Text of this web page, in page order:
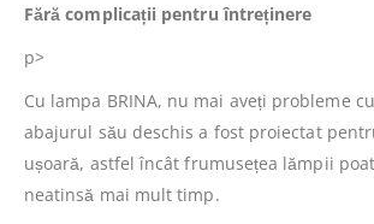
Fără complicații pentru întreținere
p>
Cu lampa BRINA, nu mai aveți probleme
abajurul său deschis a fost proiectat
ușoară, astfel încât frumusețea lămpii
neatinsă mai mult timp.